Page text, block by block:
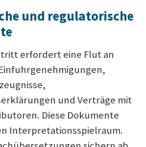
und regulatorische
erfordert eine Flut an
und Verträge mit
Diese Dokumente
Interpretationsspielraum.